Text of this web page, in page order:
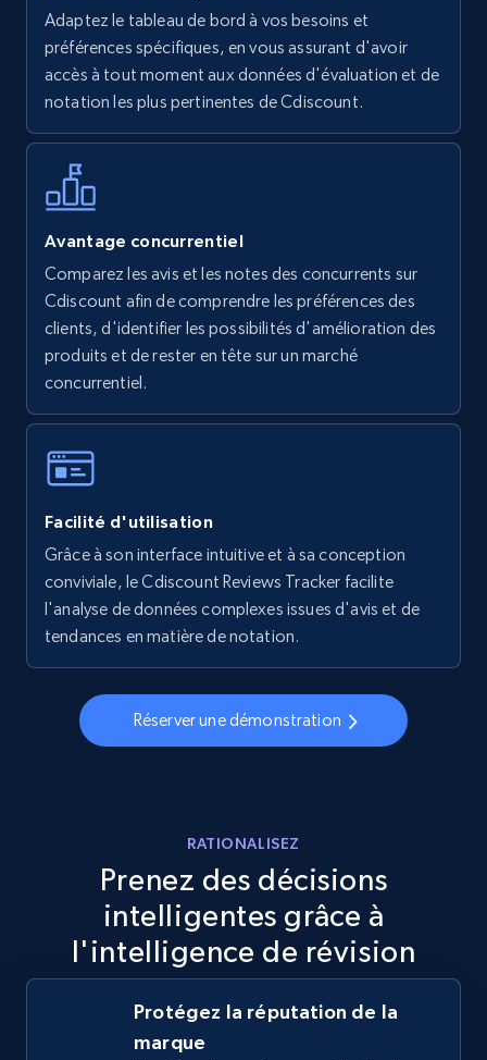
URL, Final price, Sku, Currency, Gtin,
Specifications, Image urls, Top reviews, and
more.
using specific category URL
URL, Final price, Sku, Currency, Gtin,
Specifications, Image urls, Top reviews, and
more.
5.6K+
specific keywords
URL, Final price, Sku, Currency, Gtin,
Specifications, Image urls, Top reviews, and
more.
5.6K+ 877+ Commencer
URL, Final price, Sku, Currency, Gtin,
5.6K+ Commencer
TikTok Shop
Adaptez le tableau de bord à vos besoins et
préférences spécifiques, en vous assurant d'avoir
accès à tout moment aux données d'évaluation et de
notation les plus pertinentes de Cdiscount.
Avantage concurrentiel
Comparez les avis et les notes des concurrents sur
Cdiscount afin de comprendre les préférences des
clients, d'identifier les possibilités d'amélioration des
produits et de rester en tête sur un marché
concurrentiel.
Facilité d'utilisation
Grâce à son interface intuitive et à sa conception
conviviale, le Cdiscount Reviews Tracker facilite
l'analyse de données complexes issues d'avis et de
tendances en matière de notation.
Réserver une démonstration
RATIONALISEZ
Prenez des décisions
intelligentes grâce à
l'intelligence de révision
Protégez la réputation de la
marque